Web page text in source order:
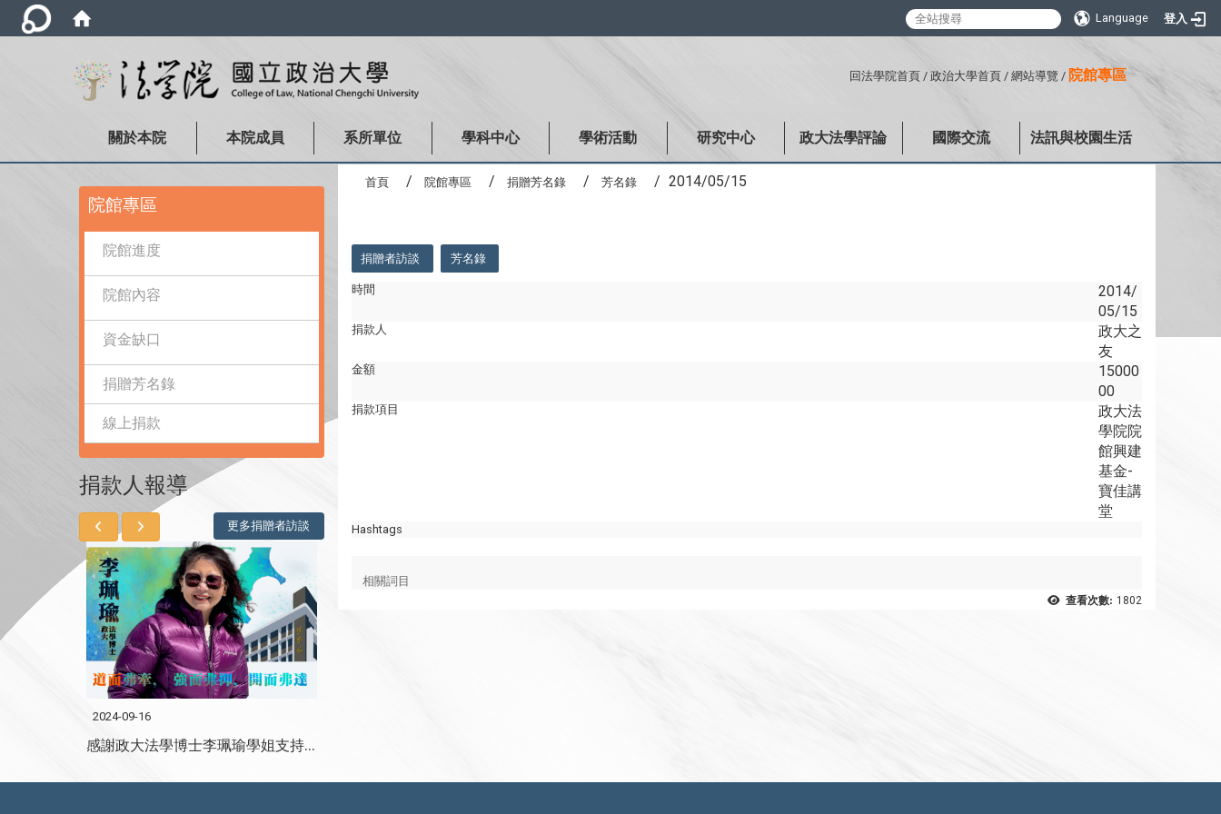
Language 登入
回法學院首頁 / 政治大學首頁 / 網站導覽 / 院館專區
關於本院 本院成員 系所單位 學科中心 學術活動 研究中心 政大法學評論 國際交流 法訊與校園生活
院館專區
院館進度
院館內容
資金缺口
捐贈芳名錄
線上捐款
捐款人報導
更多捐贈者訪談
2024-09-16
感謝政大法學博士李珮瑜學姐支持法學院館興建
首頁 院館專區 捐贈芳名錄 芳名錄 2014/05/15
捐贈者訪談 芳名錄
時間
2014/
05/15
捐款人
政大之
友
金額
15000
00
捐款項目
政大法
學院院
館興建
基金-
寶佳講
堂
Hashtags
相關詞目
查看次數: 1802